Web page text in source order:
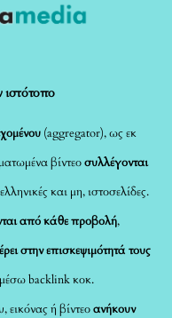
ιστότοπο
(aggregator), ως εκ
βίντεοσυλλέγονται
και μη, ιστοσελίδες.
από κάθε προβολή,
στην επισκεψιμότητά τους
backlink κοκ.
ή βίντεοανήκουν